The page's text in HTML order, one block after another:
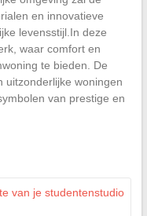
en innovatieve
levensstijl.In deze
waar comfort en
te bieden. De
uitzonderlijke woningen
van prestige en
van je studentenstudio